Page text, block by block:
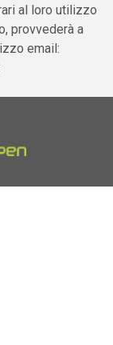
al loro utilizzo
provvederà a
email: